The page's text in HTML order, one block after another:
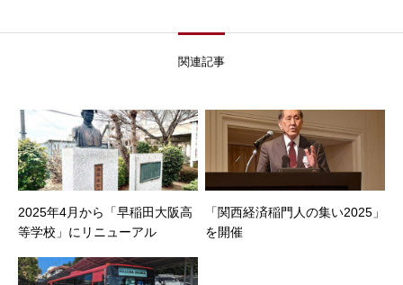
関連記事
2025年4月から「早稲田大阪高
等学校」にリニューアル
「関西経済稲門人の集い2025」
を開催